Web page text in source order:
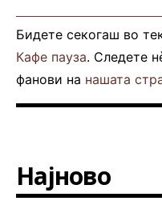
Бидете секогаш во
Кафе пауза. Следете
фанови на нашата
Најново